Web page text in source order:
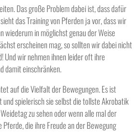
Das große Problem dabei ist, dass dafür
das Training von Pferden ja vor, dass wir
wiederum in möglichst genau der Weise
erscheinen mag, so sollten wir dabei nicht
Und wir nehmen ihnen leider oft ihre
damit einschränken.
auf die Vielfalt der Bewegungen. Es ist
und spielerisch sie selbst die tollste Akrobatik
zu sehen oder wenn alle mal der
die ihre Freude an der Bewegung